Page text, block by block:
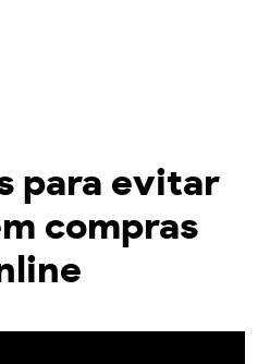
para evitar
compras